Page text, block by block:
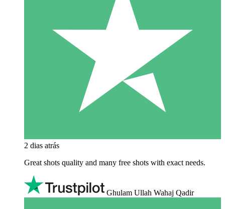
2 dias atrás
Great shots quality and many free shots with exact needs.
Ghulam Ullah Wahaj Qadir